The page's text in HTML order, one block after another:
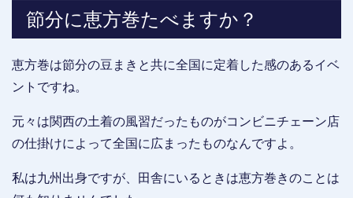
節分に恵方巻たべますか？
恵方巻は節分の豆まきと共に全国に定着した感のあるイベ
ントですね。
元々は関西の土着の風習だったものがコンビニチェーン店
の仕掛けによって全国に広まったものなんですよ。
私は九州出身ですが、田舎にいるときは恵方巻きのことは